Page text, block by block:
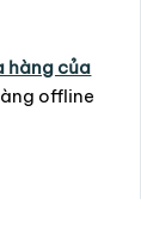
hàng của
offline